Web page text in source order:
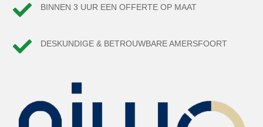
 BINNEN 3 UUR EEN OFFERTE OP MAAT
 DESKUNDIGE & BETROUWBARE AMERSFOORT